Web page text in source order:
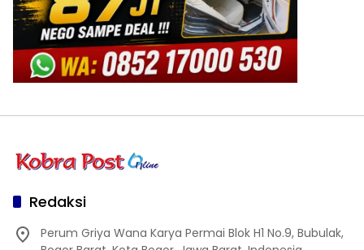
Redaksi
Perum Griya Wana Karya Permai Blok H1 No.9, Bubulak,